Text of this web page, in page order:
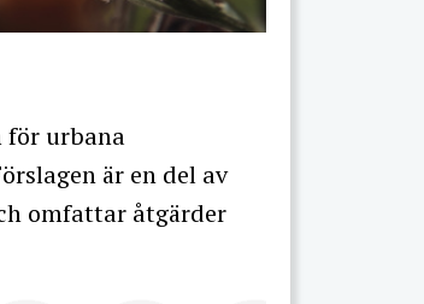
för urbana
är en del av
omfattar åtgärder